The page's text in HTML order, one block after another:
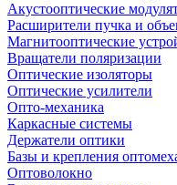
Акустооптические
Расширители пучка и
Магнитооптические
Вращатели поляризации
Оптические изоляторы
Оптические усилители
Опто-механика
Каркасные системы
Держатели оптики
Базы и крепления
Оптоволокно